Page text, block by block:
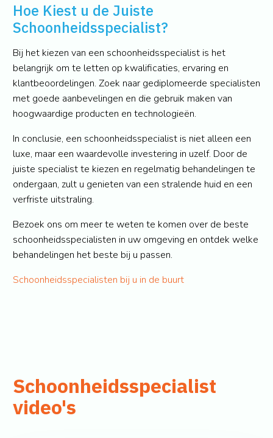
Hoe Kiest u de Juiste
Schoonheidsspecialist?
Bij het kiezen van een schoonheidsspecialist is het
belangrijk om te letten op kwalificaties, ervaring en
klantbeoordelingen. Zoek naar gediplomeerde specialisten
met goede aanbevelingen en die gebruik maken van
hoogwaardige producten en technologieën.
In conclusie, een schoonheidsspecialist is niet alleen een
luxe, maar een waardevolle investering in uzelf. Door de
juiste specialist te kiezen en regelmatig behandelingen te
ondergaan, zult u genieten van een stralende huid en een
verfriste uitstraling.
Bezoek ons om meer te weten te komen over de beste
schoonheidsspecialisten in uw omgeving en ontdek welke
behandelingen het beste bij u passen.
Schoonheidsspecialisten bij u in de buurt
Schoonheidsspecialist
video's